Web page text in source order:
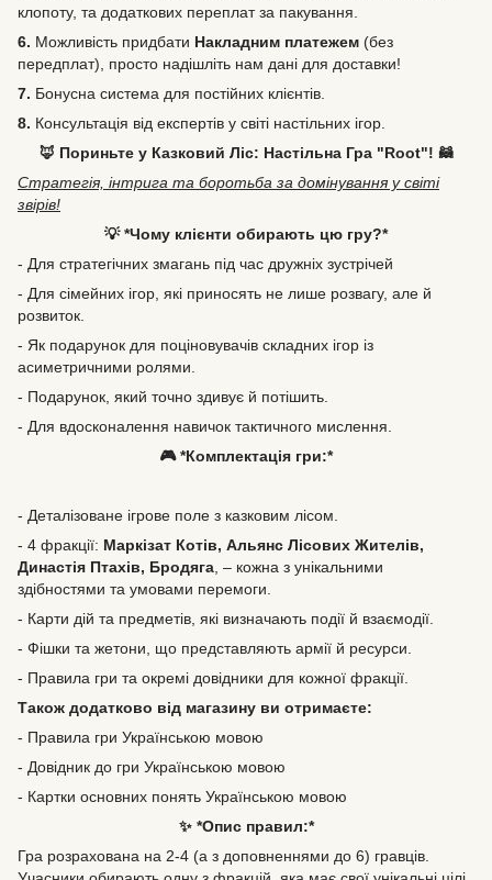
клопоту, та додаткових переплат за пакування.
6. Можливість придбати Накладним платежем (без
передплат), просто надішліть нам дані для доставки!
7. Бонусна система для постійних клієнтів.
8. Консультація від експертів у світі настільних ігор.
🦊 Пориньте у Казковий Ліс: Настільна Гра "Root"! 🦝
Стратегія, інтрига та боротьба за домінування у світі
звірів!
💡 *Чому клієнти обирають цю гру?*
- Для стратегічних змагань під час дружніх зустрічей
- Для сімейних ігор, які приносять не лише розвагу, але й
розвиток.
- Як подарунок для поціновувачів складних ігор із
асиметричними ролями.
- Подарунок, який точно здивує й потішить.
- Для вдосконалення навичок тактичного мислення.
🎮 *Комплектація гри:*
- Деталізоване ігрове поле з казковим лісом.
- 4 фракції: Маркізат Котів, Альянс Лісових Жителів,
Династія Птахів, Бродяга , – кожна з унікальними
здібностями та умовами перемоги.
- Карти дій та предметів, які визначають події й взаємодії.
- Фішки та жетони, що представляють армії й ресурси.
- Правила гри та окремі довідники для кожної фракції.
Також додатково від магазину ви отримаєте:
- Правила гри Українською мовою
- Довідник до гри Українською мовою
- Картки основних понять Українською мовою
✨ *Опис правил:*
Гра розрахована на 2-4 (а з доповненнями до 6) гравців.